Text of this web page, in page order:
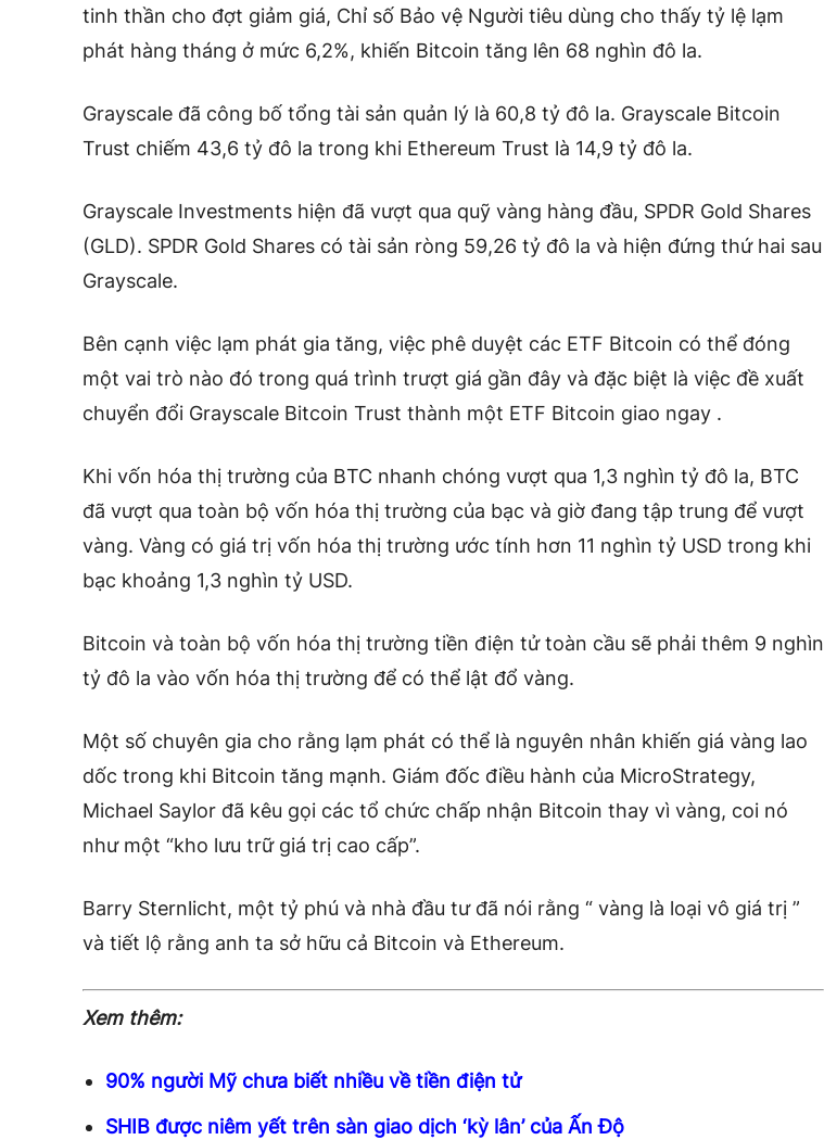
tinh thần cho đợt giảm giá, Chỉ số Bảo vệ Người tiêu dùng cho thấy tỷ lệ lạm
phát hàng tháng ở mức 6,2%, khiến Bitcoin tăng lên 68 nghìn đô la.
Grayscale đã công bố tổng tài sản quản lý là 60,8 tỷ đô la. Grayscale Bitcoin
Trust chiếm 43,6 tỷ đô la trong khi Ethereum Trust là 14,9 tỷ đô la.
Grayscale Investments hiện đã vượt qua quỹ vàng hàng đầu, SPDR Gold Shares
(GLD). SPDR Gold Shares có tài sản ròng 59,26 tỷ đô la và hiện đứng thứ hai sau
Grayscale.
Bên cạnh việc lạm phát gia tăng, việc phê duyệt các ETF Bitcoin có thể đóng
một vai trò nào đó trong quá trình trượt giá gần đây và đặc biệt là việc đề xuất
chuyển đổi Grayscale Bitcoin Trust thành một ETF Bitcoin giao ngay .
Khi vốn hóa thị trường của BTC nhanh chóng vượt qua 1,3 nghìn tỷ đô la, BTC
đã vượt qua toàn bộ vốn hóa thị trường của bạc và giờ đang tập trung để vượt
vàng. Vàng có giá trị vốn hóa thị trường ước tính hơn 11 nghìn tỷ USD trong khi
bạc khoảng 1,3 nghìn tỷ USD.
Bitcoin và toàn bộ vốn hóa thị trường tiền điện tử toàn cầu sẽ phải thêm 9 nghìn
tỷ đô la vào vốn hóa thị trường để có thể lật đổ vàng.
Một số chuyên gia cho rằng lạm phát có thể là nguyên nhân khiến giá vàng lao
dốc trong khi Bitcoin tăng mạnh. Giám đốc điều hành của MicroStrategy,
Michael Saylor đã kêu gọi các tổ chức chấp nhận Bitcoin thay vì vàng, coi nó
như một “kho lưu trữ giá trị cao cấp”.
Barry Sternlicht, một tỷ phú và nhà đầu tư đã nói rằng “ vàng là loại vô giá trị ”
và tiết lộ rằng anh ta sở hữu cả Bitcoin và Ethereum.
Xem thêm:
90% người Mỹ chưa biết nhiều về tiền điện tử
SHIB được niêm yết trên sàn giao dịch ‘kỳ lân’ của Ấn Độ